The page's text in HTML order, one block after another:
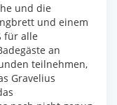
und die
und einem
für alle
an
teilnehmen,
Gravelius